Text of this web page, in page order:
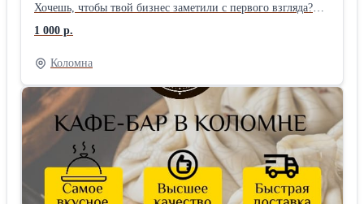
Хочешь, чтобы твой бизнес заметили с первого взгляда?
Неон — это стильно, ярко и эффективно. 💡 Что мы
делаем: — светящиеся логотипы и надписи — любой
размер и цвет — в помещение и на улицу ✨ Почему
выбирают нас: — дизайн за 1 день — быстрые сроки
изготовления — гарантия и монтаж Есть идея? Воплотим в
неоне.
1 000 р.
Коломна